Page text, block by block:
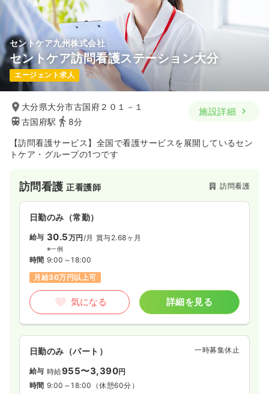
セントケア九州株式会社
セントケア訪問看護ステーション大分
エージェント求人
大分県大分市古国府２０１－１
古国府駅
8分
施設詳細
【訪問看護サービス】全国で看護サービスを展開しているセン
トケア・グループの1つです
訪問看護正看護師 訪問看護
日勤のみ（常勤）
給与 30.5万円 /月 賞与2.68ヶ月
※一例
時間 9:00～18:00
月給30万円以上可
気になる 詳細を見る
日勤のみ（パート） 一時募集休止
給与 時給955〜3,390円
時間 9:00～18:00 （休憩60分）